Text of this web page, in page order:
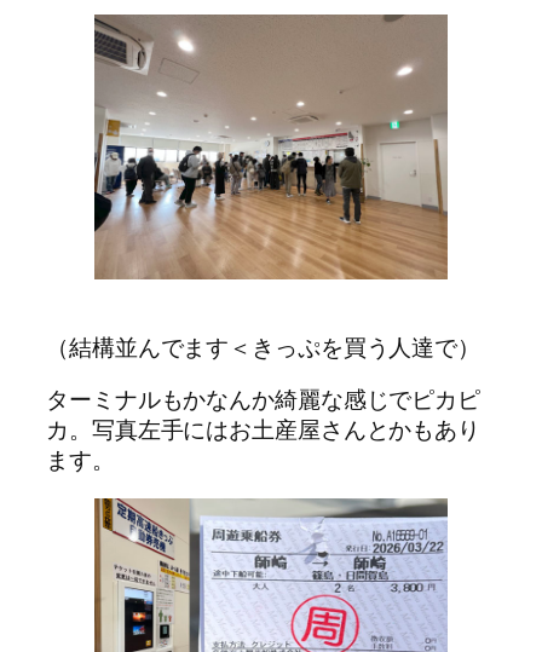
（結構並んでます＜きっぷを買う人達で）
ターミナルもかなんか綺麗な感じでピカピ
カ。写真左手にはお土産屋さんとかもあり
ます。